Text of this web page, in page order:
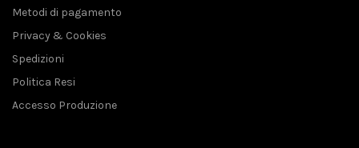
Metodi di pagamento
Privacy & Cookies
Spedizioni
Politica Resi
Accesso Produzione